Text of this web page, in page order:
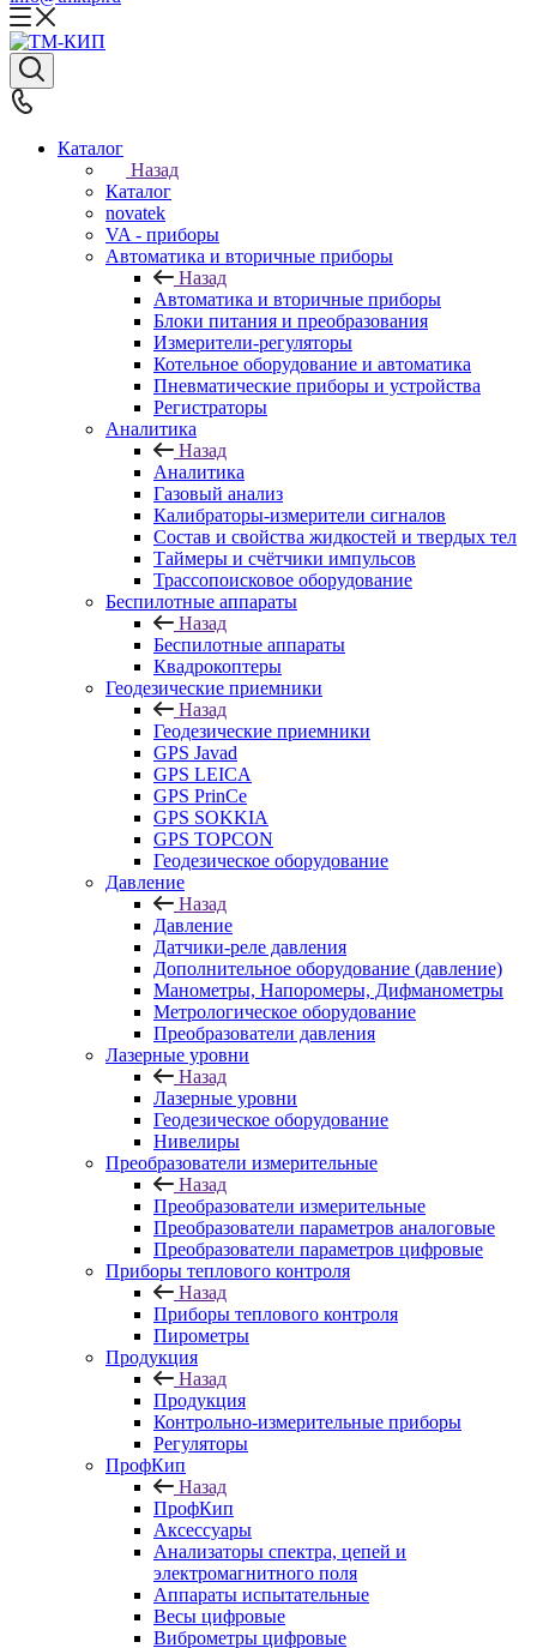
Каталог
Назад
Каталог
novatek
VA - приборы
Автоматика и вторичные приборы
Назад
Автоматика и вторичные приборы
Блоки питания и преобразования
Измерители-регуляторы
Котельное оборудование и автоматика
Пневматические приборы и устройства
Регистраторы
Аналитика
Назад
Аналитика
Газовый анализ
Калибраторы-измерители сигналов
Состав и свойства жидкостей и твердых тел
Таймеры и счётчики импульсов
Трассопоисковое оборудование
Беспилотные аппараты
Назад
Беспилотные аппараты
Квадрокоптеры
Геодезические приемники
Назад
Геодезические приемники
GPS Javad
GPS LEICA
GPS PrinCe
GPS SOKKIA
GPS TOPCON
Геодезическое оборудование
Давление
Назад
Давление
Датчики-реле давления
Дополнительное оборудование (давление)
Манометры, Напоромеры, Дифманометры
Метрологическое оборудование
Преобразователи давления
Лазерные уровни
Назад
Лазерные уровни
Геодезическое оборудование
Нивелиры
Преобразователи измерительные
Назад
Преобразователи измерительные
Преобразователи параметров аналоговые
Преобразователи параметров цифровые
Приборы теплового контроля
Назад
Приборы теплового контроля
Пирометры
Продукция
Назад
Продукция
Контрольно-измерительные приборы
Регуляторы
ПрофКип
Назад
ПрофКип
Аксессуары
Анализаторы спектра, цепей и
электромагнитного поля
Аппараты испытательные
Весы цифровые
Виброметры цифровые